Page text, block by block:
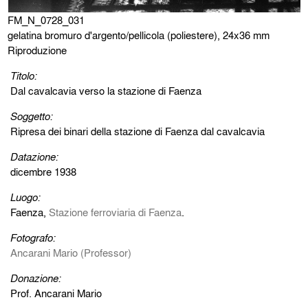
FM_N_0728_031
gelatina bromuro d'argento/pellicola (poliestere), 24x36 mm
Riproduzione
Titolo:
Dal cavalcavia verso la stazione di Faenza
Soggetto:
Ripresa dei binari della stazione di Faenza dal cavalcavia
Datazione:
dicembre 1938
Luogo:
Faenza, Stazione ferroviaria di Faenza.
Fotografo:
Ancarani Mario (Professor)
Donazione:
Prof. Ancarani Mario